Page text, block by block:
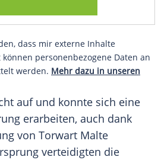
dass mir externe Inhalte
personenbezogene Daten an
werden. Mehr dazu in unseren
auf und konnte sich eine
erarbeiten, auch dank
von Torwart Malte
verteidigten die